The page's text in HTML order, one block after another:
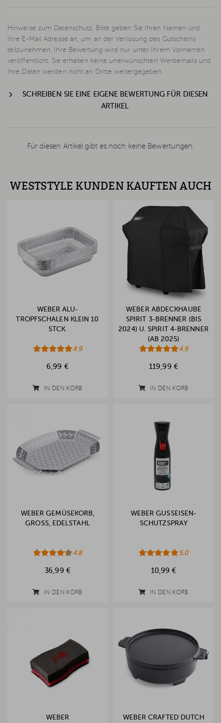
Hinweise zum Datenschutz: Bitte geben Sie Ihren Namen und
Ihre E-Mail Adresse an, um an der Verlosung des Gutscheins
teilzunehmen. Ihre Bewertung wird nur unter Ihrem Vornamen
veröffentlicht. Sie erhalten keine unerwünschten Werbemails und
Ihre Daten werden nicht an Dritte weitergegeben.
SCHREIBEN SIE EINE EIGENE BEWERTUNG FÜR DIESEN
ARTIKEL
Für diesen Artikel gibt es noch keine Bewertungen.
WESTSTYLE KUNDEN KAUFTEN AUCH
WEBER ALU-
TROPFSCHALEN KLEIN 10
STCK.
4.9
6,99 €
IN DEN KORB
WEBER ABDECKHAUBE
SPIRIT 3-BRENNER (BIS
2024) U. SPIRIT 4-BRENNER
(AB 2025)
4.9
119,99 €
IN DEN KORB
WEBER GEMÜSEKORB,
GROSS, EDELSTAHL
4.8
36,99 €
IN DEN KORB
WEBER GUSSEISEN-
SCHUTZSPRAY
5.0
10,99 €
IN DEN KORB
WEBER
WEBER CRAFTED DUTCH